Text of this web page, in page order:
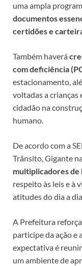
uma ampla
documentos
certidões e
Também haverá
com deficiência
estacionamento,
voltadas a crianças
cidadão na
humano.
De acordo com a
Trânsito, Gigante
multiplicadores de
respeito às leis e à
atitudes do dia a
A Prefeitura
participe da ação e
expectativa é
um ambiente de